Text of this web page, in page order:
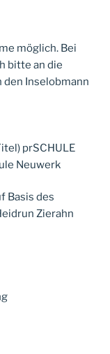
möglich. Bei
bitte an die
den Inselobmann
prSCHULE
Neuwerk
Basis des
Zierahn